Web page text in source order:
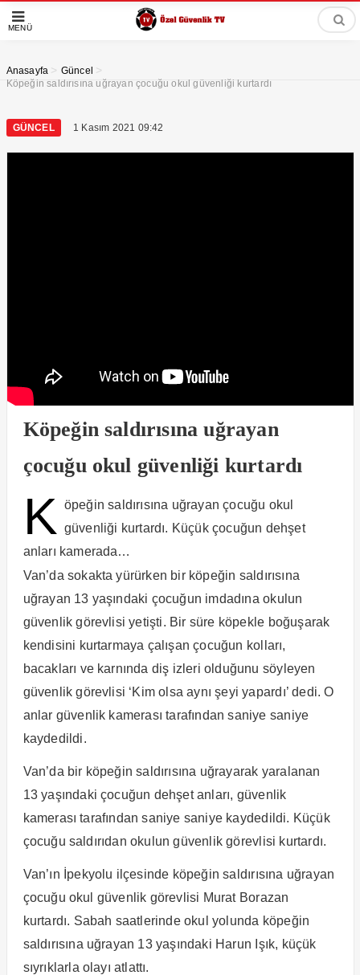
MENÜ
Anasayfa > Güncel >
Köpeğin saldırısına uğrayan çocuğu okul güvenliği kurtardı
GÜNCEL 1 Kasım 2021 09:42
Köpeğin saldırısına uğrayan
çocuğu okul güvenliği kurtardı
K öpeğin saldırısına uğrayan çocuğu okul
güvenliği kurtardı. Küçük çocuğun dehşet
anları kamerada…
Van’da sokakta yürürken bir köpeğin saldırısına
uğrayan 13 yaşındaki çocuğun imdadına okulun
güvenlik görevlisi yetişti. Bir süre köpekle boğuşarak
kendisini kurtarmaya çalışan çocuğun kolları,
bacakları ve karnında diş izleri olduğunu söyleyen
güvenlik görevlisi ‘Kim olsa aynı şeyi yapardı’ dedi. O
anlar güvenlik kamerası tarafından saniye saniye
kaydedildi.
Van’da bir köpeğin saldırısına uğrayarak yaralanan
13 yaşındaki çocuğun dehşet anları, güvenlik
kamerası tarafından saniye saniye kaydedildi. Küçük
çocuğu saldırıdan okulun güvenlik görevlisi kurtardı.
Van’ın İpekyolu ilçesinde köpeğin saldırısına uğrayan
çocuğu okul güvenlik görevlisi Murat Borazan
kurtardı. Sabah saatlerinde okul yolunda köpeğin
saldırısına uğrayan 13 yaşındaki Harun Işık, küçük
sıyrıklarla olayı atlattı.